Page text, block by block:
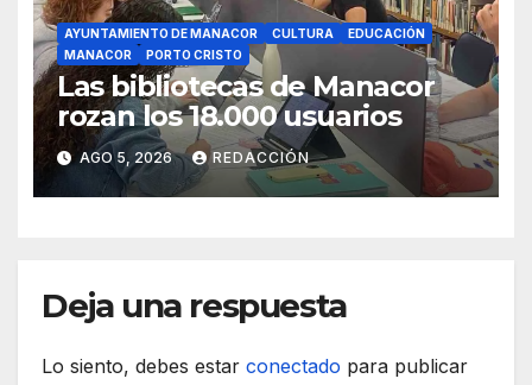
AYUNTAMIENTO DE MANACOR CULTURA
EDUCACIÓN
MANACOR
PORTO CRISTO
Las bibliotecas de Manacor
rozan los 18.000 usuarios
AGO 5, 2026 REDACCIÓN
Deja una respuesta
Lo siento, debes estar conectado para publicar